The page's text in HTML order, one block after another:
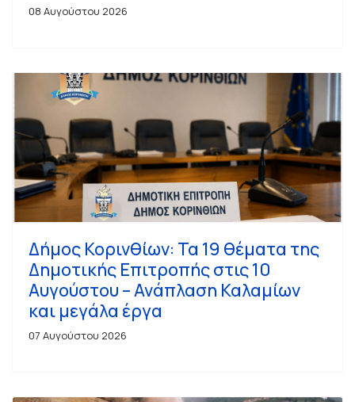
08 Αυγούστου 2026
Δήμος Κορινθίων: Τα 19 θέματα της
Δημοτικής Επιτροπής στις 10
Αυγούστου – Ανάπλαση Καλαμίων
και μεγάλα έργα
07 Αυγούστου 2026